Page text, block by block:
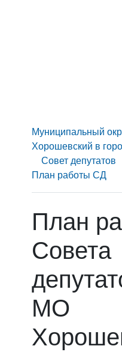
Муниципальный
Хорошевский в
Совет депутатов
План работы СД
План
Совета
МО